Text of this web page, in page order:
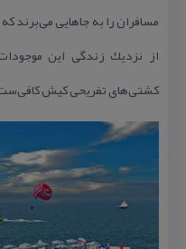
مسافران را به جاهایی می‌برند
از نزدیك زندگی این
كشتی‌های تفریحی كیش كافی‌ست